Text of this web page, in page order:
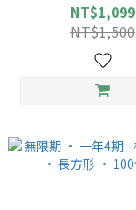
NT$1,099
NT$1,500